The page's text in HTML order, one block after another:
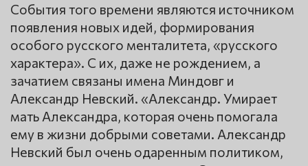
События того времени являются источником
появления новых идей, формирования
особого русского менталитета, «русского
характера». С их, даже не рождением, а
зачатием связаны имена Миндовг и
Александр Невский. «Александр. Умирает
мать Александра, которая очень помогала
ему в жизни добрыми советами. Александр
Невский был очень одаренным политиком,